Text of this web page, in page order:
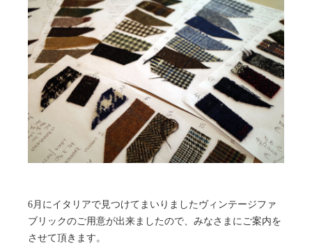
6月にイタリアで見つけてまいりましたヴィンテージファ
ブリックのご用意が出来ましたので、みなさまにご案内を
させて頂きます。